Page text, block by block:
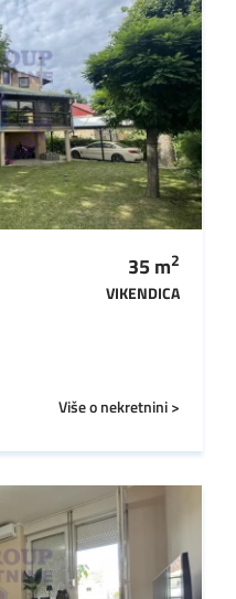
35m2
VIKENDICA
Više o nekretnini >